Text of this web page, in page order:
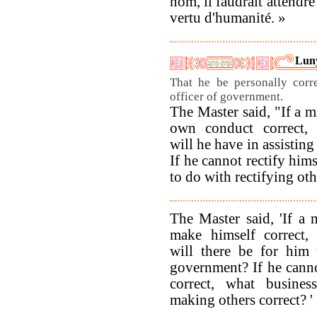
vertu d'humanité. »
That he be personally
officer of government.
The Master said, "If a
own conduct
will he have in
If he cannot rectify
to do with rectifying
The Master said, 'If a
make himself
will there be for him
government? If he
correct, what
making others correct? '